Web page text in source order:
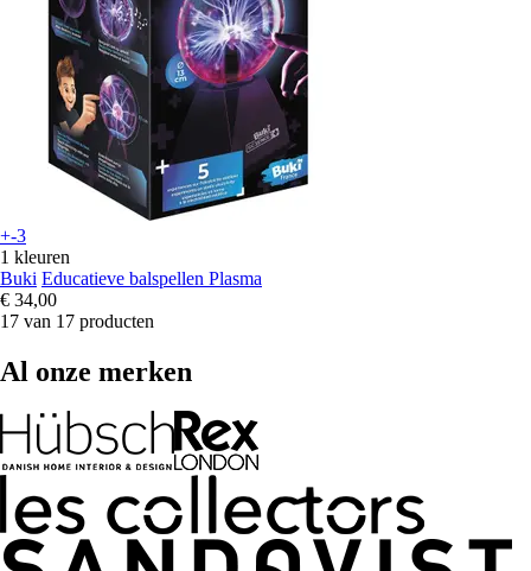
+-3
1 kleuren
Buki Educatieve balspellen Plasma
€ 34,00
17 van 17 producten
Al onze merken